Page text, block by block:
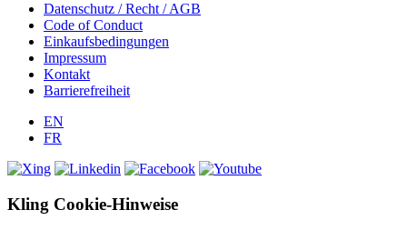
Datenschutz / Recht / AGB
Code of Conduct
Einkaufsbedingungen
Impressum
Kontakt
Barrierefreiheit
EN
FR
Kling Cookie-Hinweise